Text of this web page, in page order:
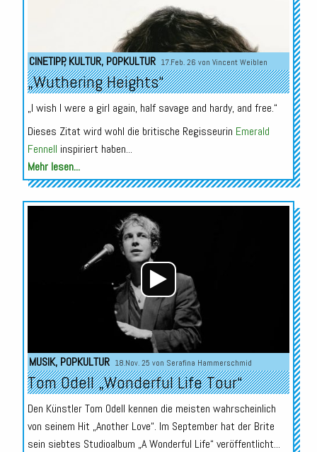
CINETIPP,KULTUR, POPKULTUR 17.Feb. 26 von Vincent Weiblen
„Wuthering Heights“
„I wish I were a girl again, half savage and hardy, and free.“
Dieses Zitat wird wohl die britische Regisseurin Emerald
Fennell inspiriert haben...
Mehr lesen...
Audio-
Player
MUSIK, POPKULTUR 18.Nov. 25 von Serafina Hammerschmid
Tom Odell „Wonderful Life Tour“
Den Künstler Tom Odell kennen die meisten wahrscheinlich
von seinem Hit „Another Love“. Im September hat der Brite
sein siebtes Studioalbum „A Wonderful Life“ veröffentlicht...